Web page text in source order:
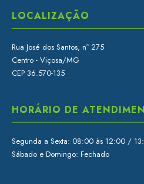
LOCALIZAÇÃO
Rua José dos Santos, nº 275
Centro - Viçosa/MG
CEP 36.570-135
HORÁRIO DE
Segunda a Sexta: 08:00 às 12:00 /
Sábado e Domingo: Fechado